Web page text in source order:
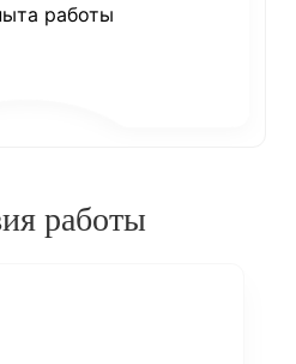
работы
работы